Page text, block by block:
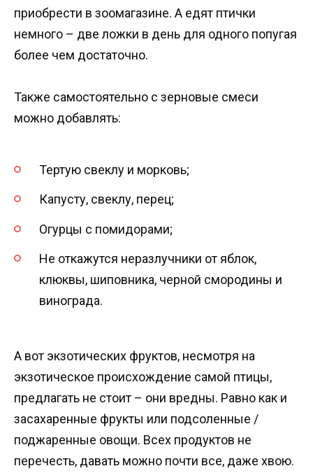
приобрести в зоомагазине. А едят птички
немного – две ложки в день для одного попугая
более чем достаточно.
Также самостоятельно с зерновые смеси
можно добавлять:
Тертую свеклу и морковь;
Капусту, свеклу, перец;
Огурцы с помидорами;
Не откажутся неразлучники от яблок,
клюквы, шиповника, черной смородины и
винограда.
А вот экзотических фруктов, несмотря на
экзотическое происхождение самой птицы,
предлагать не стоит – они вредны. Равно как и
засахаренные фрукты или подсоленные /
поджаренные овощи. Всех продуктов не
перечесть, давать можно почти все, даже хвою.